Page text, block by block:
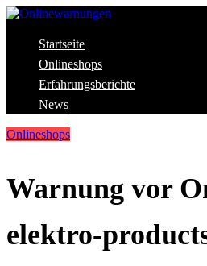
Skip
content
Onlinewarnungen
Aktuelle Warnungen vor Gefahren im
Startseite
Onlineshops
Erfahrungsberichte
News
Onlineshops
Warnung vor
elektro-